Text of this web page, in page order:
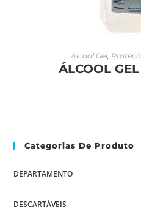
LEIA
Álcool Gel,
ÁLCOOL
Categorias De Produto
DEPARTAMENTO
DESCARTÁVEIS